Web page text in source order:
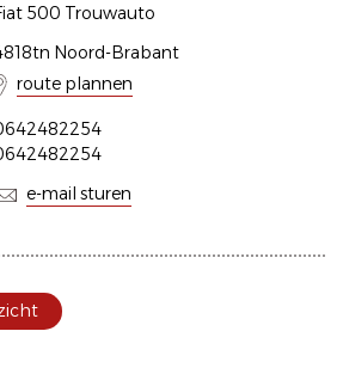
500 Trouwauto
Noord-Brabant
route plannen
e-mail sturen